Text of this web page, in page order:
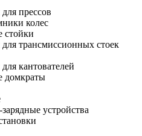
прессов
колес
стойки
трансмиссионных стоек
кантователей
домкраты
устройства